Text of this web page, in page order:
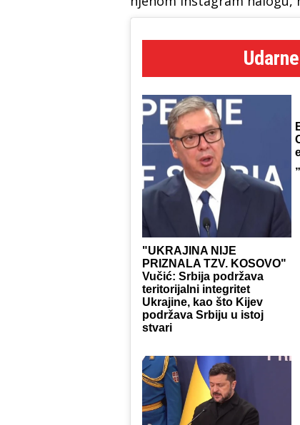
"UKRAJINA NIJE
PRIZNALA TZV. KOSOVO"
Vučić: Srbija podržava
teritorijalni integritet
Ukrajine, kao što Kijev
podržava Srbiju u istoj
stvari